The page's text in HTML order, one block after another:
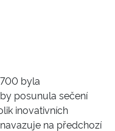
byla
posunula sečení
inovativních
na předchozí